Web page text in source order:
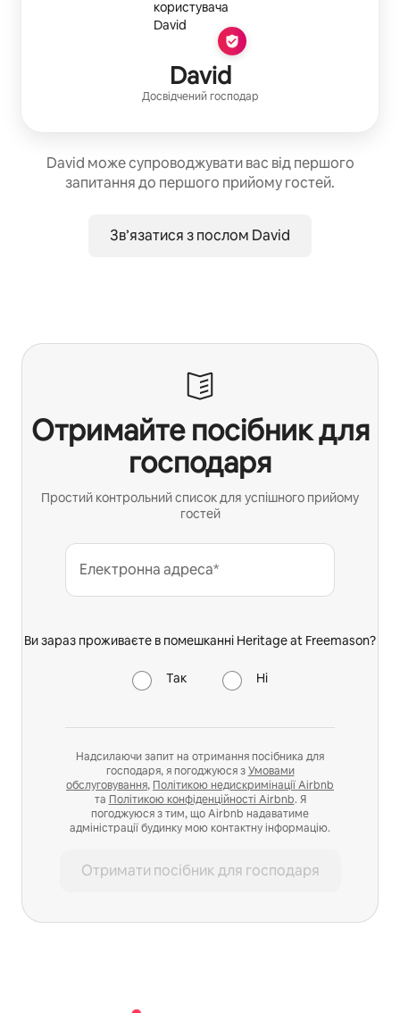
David
Досвідчений господар
David може супроводжувати вас від першого
запитання до першого прийому гостей.
Зв’язатися з послом David
Отримайте посібник для
господаря
Простий контрольний список для успішного прийому
гостей
Електронна адреса*
Ви зараз проживаєте в помешканні Heritage at Freemason?
Так Ні
Надсилаючи запит на отримання посібника для
господаря, я погоджуюся зУмовами
обслуговування, Політикою недискримінації Airbnb
та Політикою конфіденційності Airbnb. Я
погоджуюся з тим, що Airbnb надаватиме
адміністрації будинку мою контактну інформацію.
Отримати посібник для господаря